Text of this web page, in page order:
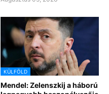
KÜLFÖLD
Mendel: Zelenszkij a háború